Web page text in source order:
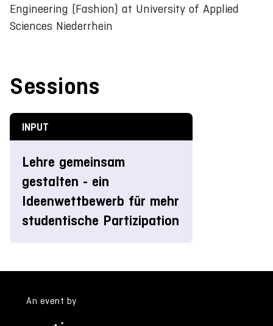
Engineering (Fashion) at University of Applied
Sciences Niederrhein
Sessions
INPUT
Lehre gemeinsam
gestalten - ein
Ideenwettbewerb für mehr
studentische Partizipation
An event by